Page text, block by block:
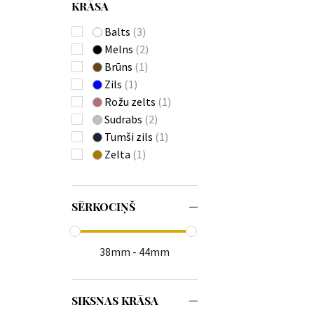
(+331)
ETT Eco Tech Time
(+49)
Festina
(+554)
Forever(+3)
Fossil (+3)
Frederique Constant
(+9)
Gant(+39)
Garett(+1)
(+411)
Hammer
Huawei(+4)
Hugo Boss(+260)
(+143)
KRĀSA
Balts (3)
Melns (2)
Brūns (1)
Zils (1)
Rožu zelts (1)
Sudrabs (2)
Tumši zils (1)
Zelta (1)
SĒRKOCIŅŠ
38mm - 44mm
SIKSNAS KRĀSA